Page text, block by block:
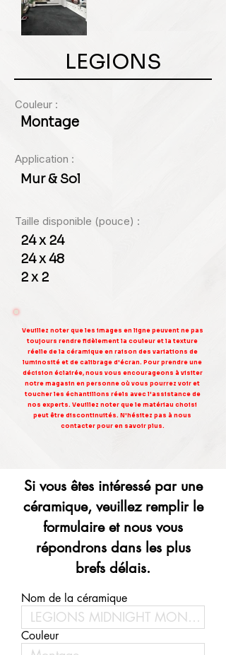
LEGIONS
Couleur :
Montage
Application :
Mur & Sol
Taille disponible (pouce) :
24 x 24
24 x 48
2 x 2
Veuillez noter que les images en ligne peuvent ne pas
toujours rendre fidèlement la couleur et la texture
réelle de la céramique en raison des variations de
luminosité et de calibrage d'écran. Pour prendre une
décision éclairée, nous vous encourageons à visiter
notre magasin en personne où vous pourrez voir et
toucher les échantillons réels avec l'assistance de
nos experts. Veuillez noter que le matériau choisi
peut être discontinuités. N'hésitez pas à nous
contacter pour en savoir plus.
Si vous êtes intéressé par une
céramique, veuillez remplir le
formulaire et nous vous
répondrons dans les plus
brefs délais.
Nom de la céramique
Couleur